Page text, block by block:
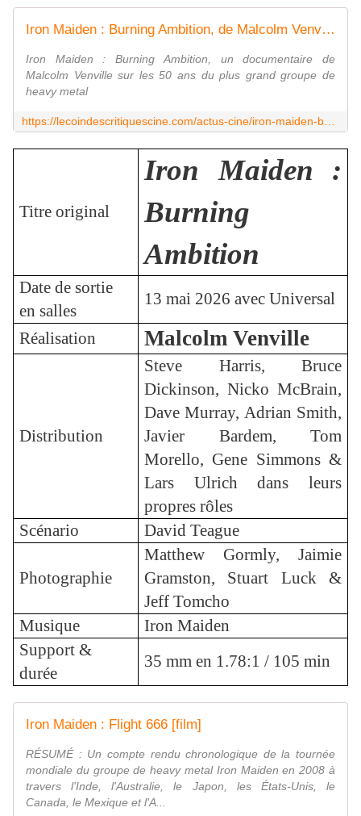
Iron Maiden : Burning Ambition, de Malcolm Venville - Le Coin des Critiques Ciné
Iron Maiden : Burning Ambition, un documentaire de
Malcolm Venville sur les 50 ans du plus grand groupe de
heavy metal
Titre original
Iron Maiden :
Burning
Ambition
Date de sortie
en salles
13 mai 2026 avec Universal
Réalisation Malcolm Venville
Distribution
Steve Harris, Bruce
Dickinson, Nicko McBrain,
Dave Murray, Adrian Smith,
Javier Bardem, Tom
Morello, Gene Simmons &
Lars Ulrich dans leurs
propres rôles
Scénario
David Teague
Photographie
Matthew Gormly, Jaimie
Gramston, Stuart Luck &
Jeff Tomcho
Musique
Iron Maiden
Support &
durée
35 mm en 1.78:1 / 105 min
Iron Maiden : Flight 666 [film]
RÉSUMÉ : Un compte rendu chronologique de la tournée
mondiale du groupe de heavy metal Iron Maiden en 2008 à
travers l'Inde, l'Australie, le Japon, les États-Unis, le
Canada, le Mexique et l'A...